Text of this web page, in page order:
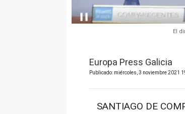
El
Europa Press Galicia
Publicado: miércoles, 3 noviembre 2021
SANTIAGO DE